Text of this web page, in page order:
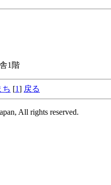
1階
ち [1] 戻る
All rights reserved.